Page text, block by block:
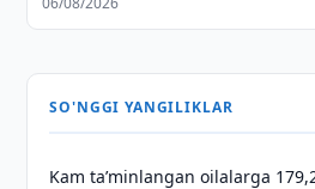
SO'NGGI YANGILIKLAR
Kam taʼminlangan oilalarga